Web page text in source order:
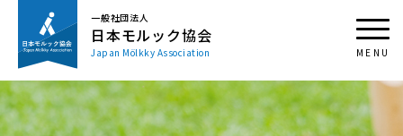
一般社団法人
日本モルック協会
Japan Mölkky Association